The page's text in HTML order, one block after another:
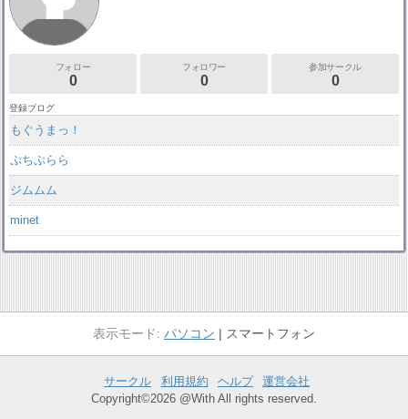
フォロー
0
フォロワー
0
参加サークル
0
登録ブログ
もぐうまっ！
ぷちぷらら
ジムムム
minet
パソコン スマートフォン
サークル 利用規約 ヘルプ
運営会社
Copyright©2026 @With All rights reserved.